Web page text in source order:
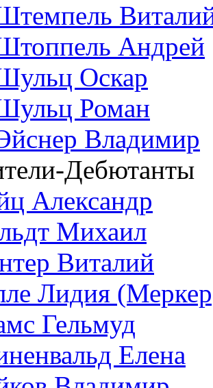
Андрей
Оскар
Роман
Владимир
Дебютанты
Александр
Михаил
Виталий
Лидия
Гельмуд
Елена